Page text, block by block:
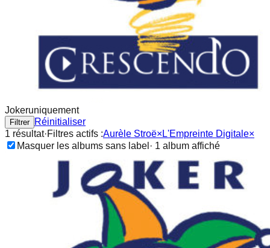
Jokeruniquement
Filtrer
Réinitialiser
1 résultat·Filtres actifs :Aurèle Stroë× L'Empreinte Digitale×
Masquer les albums sans label · 1 album affiché